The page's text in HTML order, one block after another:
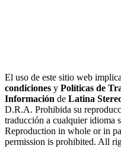
El uso de este sitio web
condiciones y Políticas de
Información de Latina
D.R.A. Prohibida su
traducción a cualquier idioma
Reproduction in whole or in
permission is prohibited. All